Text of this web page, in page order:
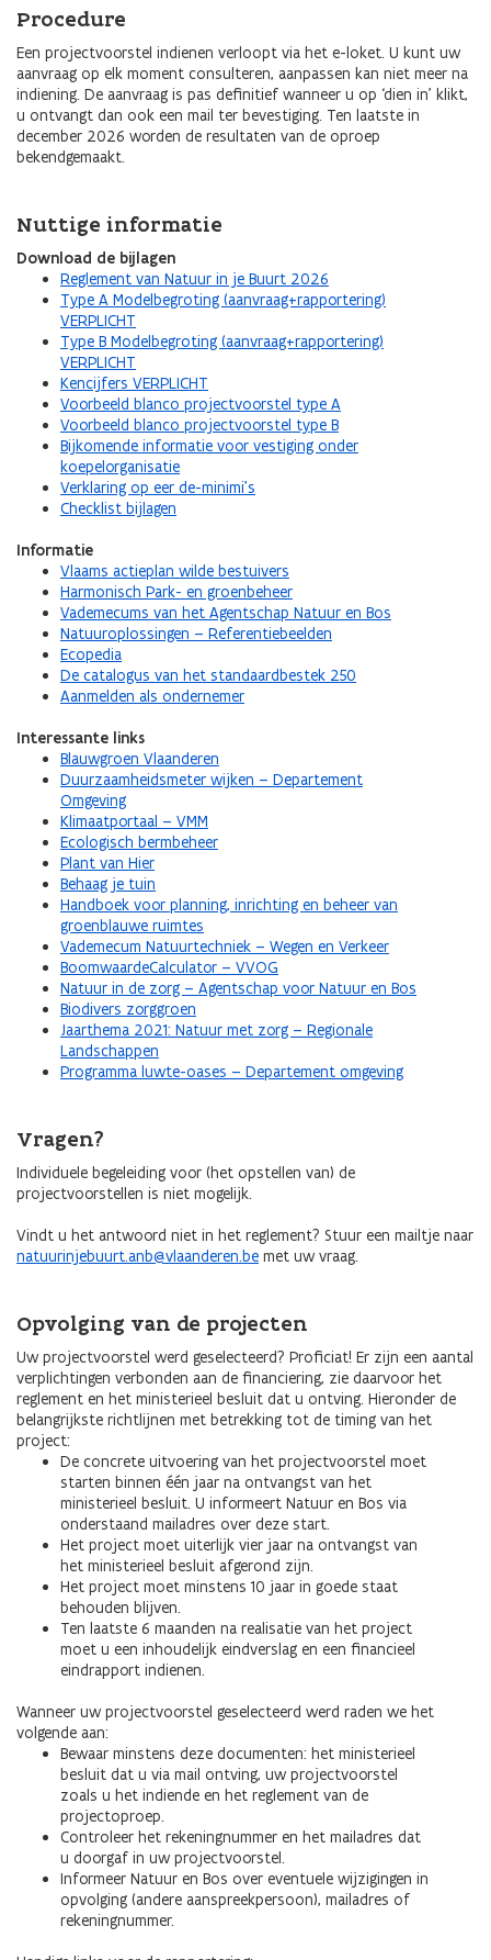
Procedure
Een projectvoorstel indienen verloopt via het e-loket. U kunt uw
aanvraag op elk moment consulteren, aanpassen kan niet meer na
indiening. De aanvraag is pas definitief wanneer u op ‘dien in’ klikt,
u ontvangt dan ook een mail ter bevestiging. Ten laatste in
december 2026 worden de resultaten van de oproep
bekendgemaakt.
Nuttige informatie
Download de bijlagen
Reglement van Natuur in je Buurt 2026
Type A Modelbegroting (aanvraag+rapportering)
VERPLICHT
Type B Modelbegroting (aanvraag+rapportering)
VERPLICHT
Kencijfers VERPLICHT
Voorbeeld blanco projectvoorstel type A
Voorbeeld blanco projectvoorstel type B
Bijkomende informatie voor vestiging onder
koepelorganisatie
Verklaring op eer de-minimi’s
Checklist bijlagen
Informatie
Vlaams actieplan wilde bestuivers
Harmonisch Park- en groenbeheer
Vademecums van het Agentschap Natuur en Bos
Natuuroplossingen – Referentiebeelden
Ecopedia
De catalogus van het standaardbestek 250
Aanmelden als ondernemer
Interessante links
Blauwgroen Vlaanderen
Duurzaamheidsmeter wijken – Departement
Omgeving
Klimaatportaal – VMM
Ecologisch bermbeheer
Plant van Hier
Behaag je tuin
Handboek voor planning, inrichting en beheer van
groenblauwe ruimtes
Vademecum Natuurtechniek – Wegen en Verkeer
BoomwaardeCalculator – VVOG
Natuur in de zorg – Agentschap voor Natuur en Bos
Biodivers zorggroen
Jaarthema 2021: Natuur met zorg – Regionale
Landschappen
Programma luwte-oases – Departement omgeving
Vragen?
Individuele begeleiding voor (het opstellen van) de
projectvoorstellen is niet mogelijk.
Vindt u het antwoord niet in het reglement? Stuur een mailtje naar
natuurinjebuurt.anb@vlaanderen.be met uw vraag.
Opvolging van de projecten
Uw projectvoorstel werd geselecteerd? Proficiat! Er zijn een aantal
verplichtingen verbonden aan de financiering, zie daarvoor het
reglement en het ministerieel besluit dat u ontving. Hieronder de
belangrijkste richtlijnen met betrekking tot de timing van het
project:
De concrete uitvoering van het projectvoorstel moet
starten binnen één jaar na ontvangst van het
ministerieel besluit. U informeert Natuur en Bos via
onderstaand mailadres over deze start.
Het project moet uiterlijk vier jaar na ontvangst van
het ministerieel besluit afgerond zijn.
Het project moet minstens 10 jaar in goede staat
behouden blijven.
Ten laatste 6 maanden na realisatie van het project
moet u een inhoudelijk eindverslag en een financieel
eindrapport indienen.
Wanneer uw projectvoorstel geselecteerd werd raden we het
volgende aan:
Bewaar minstens deze documenten: het ministerieel
besluit dat u via mail ontving, uw projectvoorstel
zoals u het indiende en het reglement van de
projectoproep.
Controleer het rekeningnummer en het mailadres dat
u doorgaf in uw projectvoorstel.
Informeer Natuur en Bos over eventuele wijzigingen in
opvolging (andere aanspreekpersoon), mailadres of
rekeningnummer.